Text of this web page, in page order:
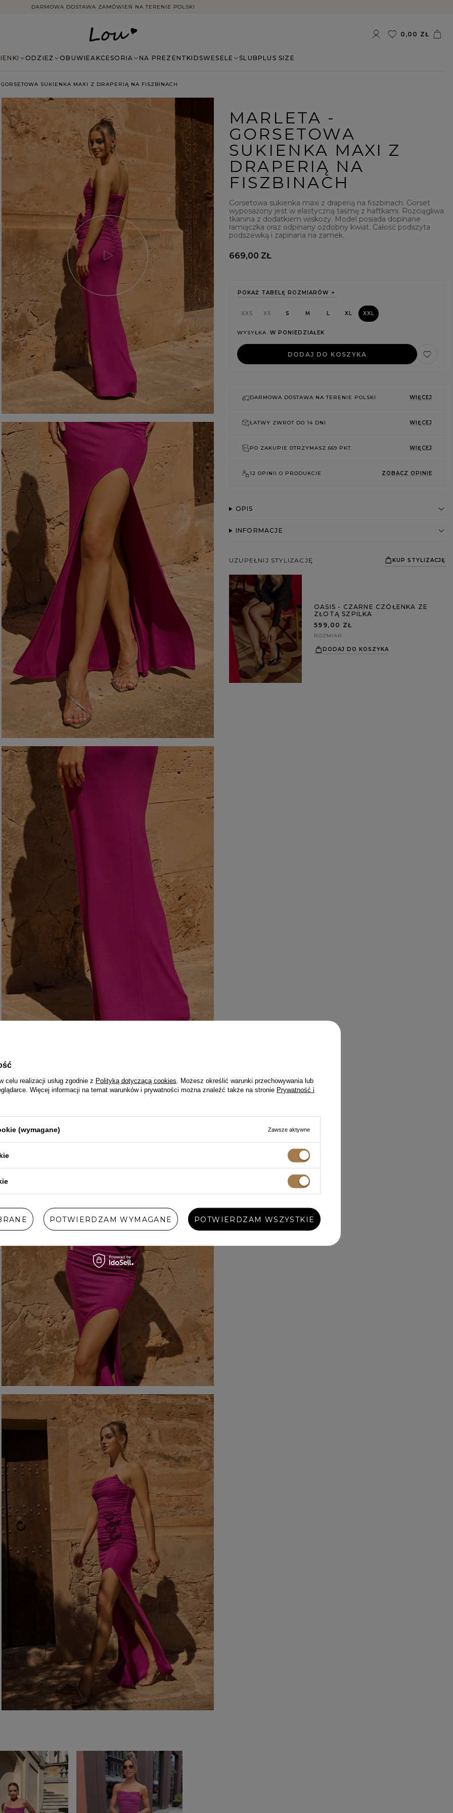
DARMOWA DOSTAWA ZAMÓWIEŃ NA TERENIE POLSKI
0,00 ZŁ
/ Długość
/ Ramiączka
Z DŁUGIM RĘKAWEM
Z KRÓTKIM RĘKAWEM
BEZ DEKOLTU
KWADRATOWY
KOPERTOWY
KARO
ASYMETRYCZNY
CARMEN
BEŻOWE
BIAŁE
NIEBIESKIE
ZIELONE
BRĄZOWE
RÓŻOWE
SZARE
ŻÓŁTE
PRINTY
KREMOWE
ODZIEŻ OBUWIEAKCESORIA NA PREZENT KIDSWESELE ŚLUB PLUS SIZE
SUKIENKA MAXI Z DRAPERIĄ NA FISZBINACH
MARLETA -
GORSETOWA
SUKIENKA MAXI Z
DRAPERIĄ NA
FISZBINACH
Gorsetowa sukienka maxi z draperią na fiszbinach. Gorset
wyposażony jest w elastyczną taśmę z haftkami. Rozciągliwa
tkanina z dodatkiem wiskozy. Model posiada dopinane
ramiączka oraz odpinany ozdobny kwiat. Całość podszyta
podszewką i zapinana na zamek.
POKAŻ TABELĘ ROZMIARÓW
XXS XS S M L XL XXL
WYSYŁKA W PONIEDZIAŁEK
DODAJ DO KOSZYKA
669,00 ZŁ
DARMOWA DOSTAWA NA TERENIE POLSKI WIĘCEJ
ŁATWY ZWROT DO 14 DNI WIĘCEJ
PO ZAKUPIE OTRZYMASZ 669 PKT. WIĘCEJ
12 OPINII O PRODUKCIE ZOBACZ OPINIE
OPIS
INFORMACJE
UZUPEŁNIJ STYLIZACJĘ
OASIS - CZARNE CZÓŁENKA ZE
ZŁOTĄ SZPILKA
599,00 ZŁ
ROZMIAR
DODAJ DO KOSZYKA
KUP STYLIZACJĘ
celu realizacji usług zgodnie z Polityką dotyczącą cookies . Możesz określić warunki przechowywania lub
Więcej informacji na temat warunków i prywatności można znaleźć także na stronie Prywatność i
(wymagane) Zawsze aktywne
POTWIERDZAM WYMAGANE POTWIERDZAM WSZYSTKIE